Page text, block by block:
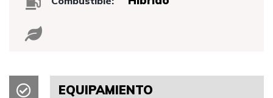
EQUIPAMIENTO